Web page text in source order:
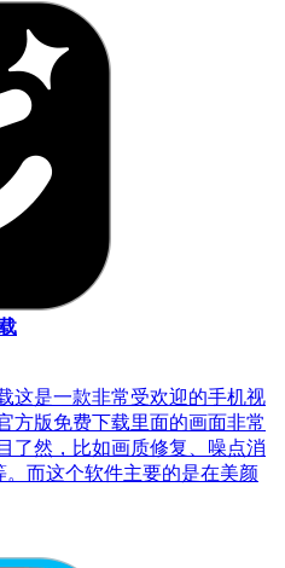
这是一款非常受欢迎的手机视
方版免费下载里面的画面非常
了然，比如画质修复、噪点消
。而这个软件主要的是在美颜